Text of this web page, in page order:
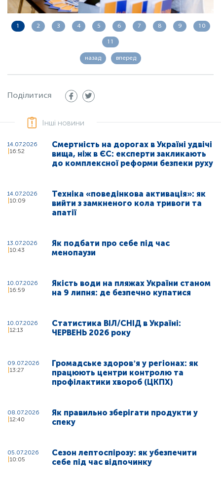
1 2 3 4 5 6 7 8 9 10
11
назад вперед
Поділитися
Інші новини
14.07.2026
16:52
Смертність на дорогах в Україні удвічі
вища, ніж в ЄС: експерти закликають
до комплексної реформи безпеки руху
14.07.2026
10:09
Техніка «поведінкова активація»: як
вийти з замкненого кола тривоги та
апатії
13.07.2026
10:43
Як подбати про себе під час
менопаузи
10.07.2026
16:59
Якість води на пляжах України станом
на 9 липня: де безпечно купатися
10.07.2026
12:13
Статистика ВІЛ/СНІД в Україні:
ЧЕРВЕНЬ 2026 року
09.07.2026
13:27
Громадське здоровʼя у регіонах: як
працюють центри контролю та
профілактики хвороб (ЦКПХ)
08.07.2026
12:40
Як правильно зберігати продукти у
спеку
05.07.2026
10:05
Сезон лептоспірозу: як убезпечити
себе під час відпочинку